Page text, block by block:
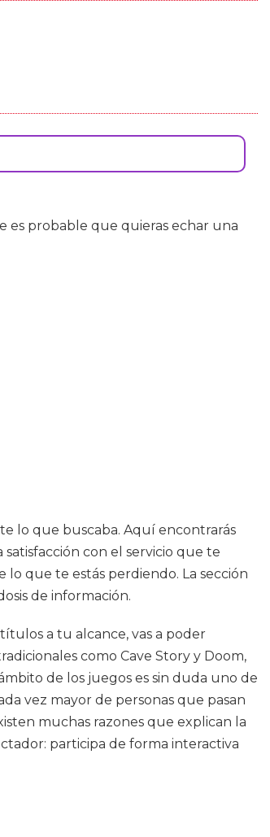
es probable que quieras echar una
lo que buscaba. Aquí encontrarás
con el servicio que te
lo que te estás perdiendo. La sección
de información.
a tu alcance, vas a poder
como Cave Story y Doom,
de los juegos es sin duda uno de
vez mayor de personas que pasan
muchas razones que explican la
participa de forma interactiva